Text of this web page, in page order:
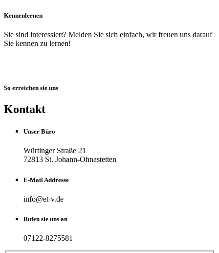
Kennenlernen
Sie sind interessiert? Melden Sie sich einfach, wir freuen uns darauf
Sie kennen zu lernen!
So erreichen sie uns
Kontakt
Unser Büro
Würtinger Straße 21
72813 St. Johann-Ohnastetten
E-Mail Addresse
info@et-v.de
Rufen sie uns an
07122-8275581